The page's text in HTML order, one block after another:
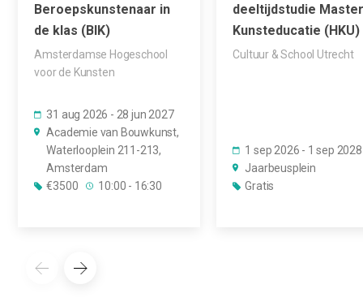
Beroepskunstenaar in
de klas (BIK)
Amsterdamse Hogeschool
voor de Kunsten
31 aug 2026 - 28 jun 2027
Academie van Bouwkunst,
Waterlooplein 211-213,
Amsterdam
€3500
10:00 - 16:30
deeltijdstudie
Kunsteducatie (HKU)
Cultuur & School Utrecht
1 sep 2026 - 1 sep 2028
Jaarbeusplein
Gratis